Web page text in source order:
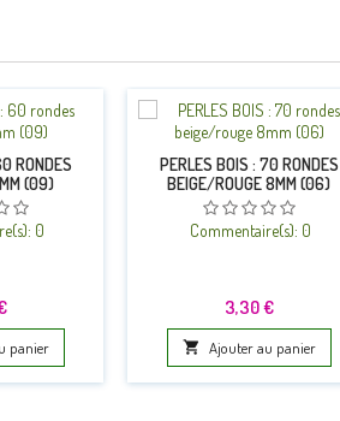
RONDES
(09)
0
panier
PERLES BOIS : 70 RONDES
BEIGE/ROUGE 8MM (06)
Commentaire(s): 0
Prix
3,30 €
 Ajouter au panier